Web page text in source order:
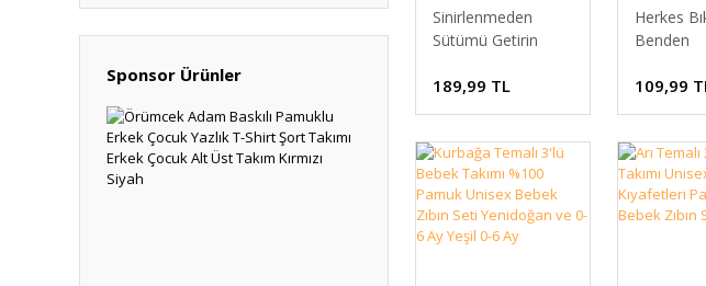
Sponsor Ürünler
Sinirlenmeden
Sütümü Getirin
Ribana Bebek Zıbın
Body Eğlenceli
AY
189,99 TL
Herkes
Benden
Doyamaz
Pamuklu
6–36 Ay
109,99